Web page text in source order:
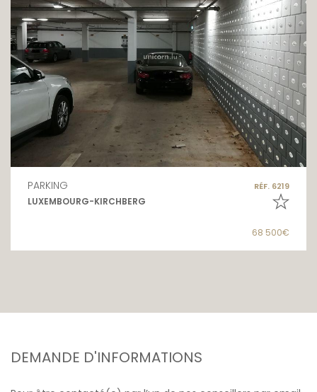
PARKING RÉF. 6219
LUXEMBOURG-KIRCHBERG
68 500€
DEMANDE D'INFORMATIONS